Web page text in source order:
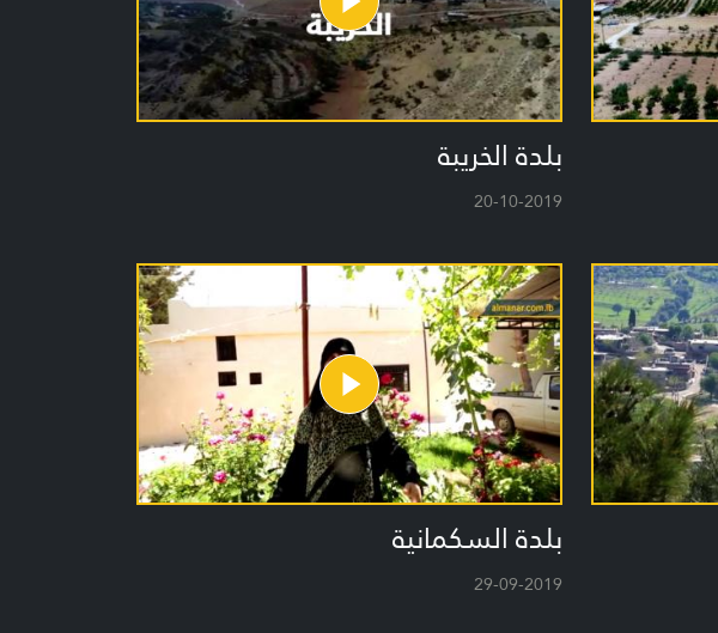
بلدة الخريبة
20-10-2019
بلدة السكمانية
29-09-2019